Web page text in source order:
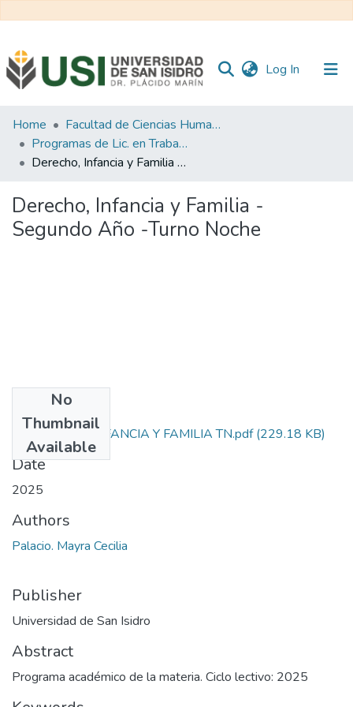
Log In (current)
Communities
&
Collections
Statistics
Home
Facultad de Ciencias Humanas y Sociales
Programas de Lic. en Trabajo Social
Derecho, Infancia y Familia - Segundo Año -Turno Noche
Derecho, Infancia y Familia -
Segundo Año -Turno Noche
No
Thumbnail
Available
DERECHO, INFANCIA Y FAMILIA TN.pdf(229.18 KB)
Date
2025
Authors
Palacio. Mayra Cecilia
Publisher
Universidad de San Isidro
Abstract
Programa académico de la materia. Ciclo lectivo: 2025